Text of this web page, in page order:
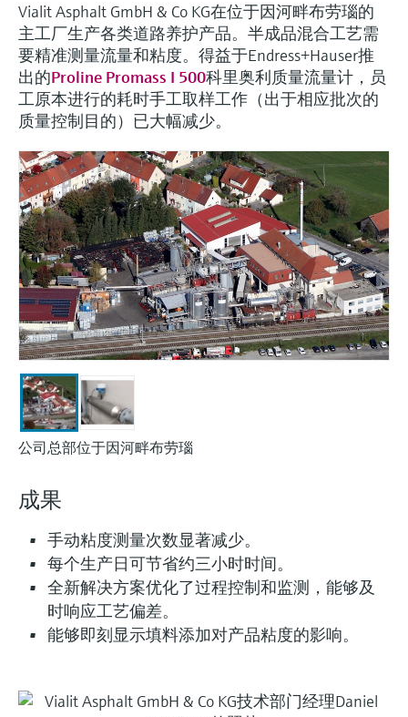
压力测量
系统产品
光学分析
Netilion IIoT
软件
产品工具
通过产品筛选，选择测量仪表
通过产品特性查找适当的测量设备、软件或
系统组件。
Applicator 选型和计算软件
通过应用参数查找、选择并配置产品
Device Viewer
备件查找工具
您可通过产品型号、订单代码或序列号，轻
松查找所需备件。
热式质量流量计
Differential pressure flow
measurement
选购全部
电容物位测量
静压液位测量
Conductive level measurement
Float switch level measurement
放射线物位测量
阻旋料位开关
伺服液位测量
机电式物位测量
微波限位栅物位测量
Level measurement with pressure
选购全部
溶解氧传感器和变送器
实验室检测仪表和便携式pH计
全自动水质采样仪
TOC、COD和SAC分析仪
ORP电极和变送器
污泥界面传感器和变送器
营养盐分析仪和传感器
金属分析仪
光度计
微波传输测量原理
Memosens数字技术
选购全部
卫生型温度计
紧凑型温度计
温度开关
表面温度计
线缆式温度计
多点温度计
选购全部
网关和调制解调器
设备配置用平板电脑
能量管理仪和应用管理仪
浪涌保护器
选购全部
数字分析仪解决方案
过程气体分析仪
空气质量测量装置
烟雾探测器
视距测量仪
超高探测器
选购全部
Netilion Inventory
Netilion Connect
Netilion Device Viewer
Netilion Water
View all
生命科学：创新技术助推卓越运营
化工：深化合作，助推可持续成功
电力与能源
采矿、矿物加工及冶金：打造可持
续的未来
公用工程：可靠使用蒸汽
所有行业的关注焦点
工业领域的可持续发展解决方案
数字化驱动流程工业转型升级
决策级过程透明度，赋能卓越运营
学习
学习中心
学习中心 - 探索Endress+Hauser学习平台上
的指导课程与资源，随时随地提升技能。
活动和培训
根据需要，从培训、研讨会、展会、峰会或
在线研讨会等各种活动中灵活选择。
新闻与案例
活动和培训
您的Endress+Hauser职业生涯
集团管理层
发展历程
文化与价值观
可持续发展
关联公司
Endress+Hauser 数字解决方案
Endress+Hauser 光学分析
Endress+Hauser SICK
Endress+Hauser Technology China
建立电子采购流程，从容应对未来
需求
媒体活动
峰会
线下活动
查找市场活动及培训
德国耶拿分析仪器公司的工作机会
IST创新传感器技术公司的工作机
会
Job opportunities at
Endress+Hauser SICK
Vialit Asphalt GmbH & Co KG在位于因河畔布劳瑙的
主工厂生产各类道路养护产品。半成品混合工艺需
要精准测量流量和粘度。得益于Endress+Hauser推
出的Proline Promass I 500科里奥利质量流量计，员
工原本进行的耗时手工取样工作（出于相应批次的
质量控制目的）已大幅减少。
公司总部位于因河畔布劳瑙
成果
手动粘度测量次数显著减少。
每个生产日可节省约三小时时间。
全新解决方案优化了过程控制和监测，能够及
时响应工艺偏差。
能够即刻显示填料添加对产品粘度的影响。